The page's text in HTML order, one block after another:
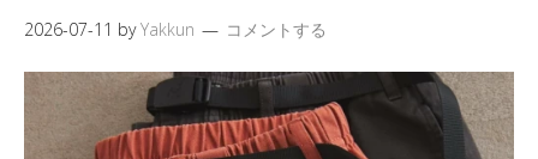
2026-07-11 byYakkun コメントする